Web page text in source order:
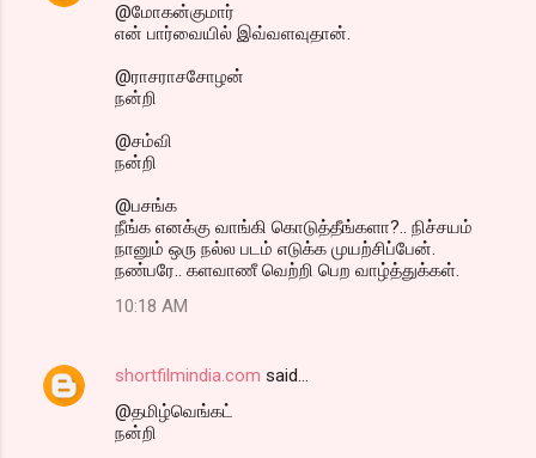
@மோகன்குமார்
என் பார்வையில் இவ்வளவுதான்.
@ராசராசசோழன்
நன்றி
@சம்வி
நன்றி
@பசங்க
நீங்க எனக்கு வாங்கி கொடுத்தீங்களா?.. நிச்சயம்
நானும் ஒரு நல்ல படம் எடுக்க முயற்சிப்பேன்.
நண்பரே.. களவாணீ வெற்றி பெற வாழ்த்துக்கள்.
10:18 AM
shortfilmindia.com said…
@தமிழ்வெங்கட்
நன்றி